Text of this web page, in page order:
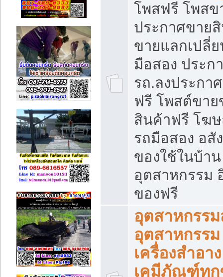
โพสฟรี โพสข
ประกาศขาย
ขายแลกเปลี่
มือสอง ประก
รถ.ลงประกา
ฟรี โพสต์ขา
สินค้าฟรี โฆ
รถมือสอง อสั
ของใช้ในบ้า
อุตสาหกรรม
ของฟรี
อุตสาหกรรม
อุตสาหกรรม
เครื่องสำอา
เคมีภัณฑ์ทุ